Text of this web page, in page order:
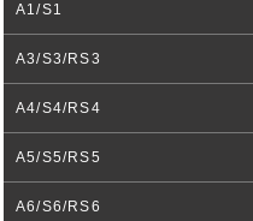
A1/S1
A3/S3/RS3
A4/S4/RS4
A5/S5/RS5
A6/S6/RS6